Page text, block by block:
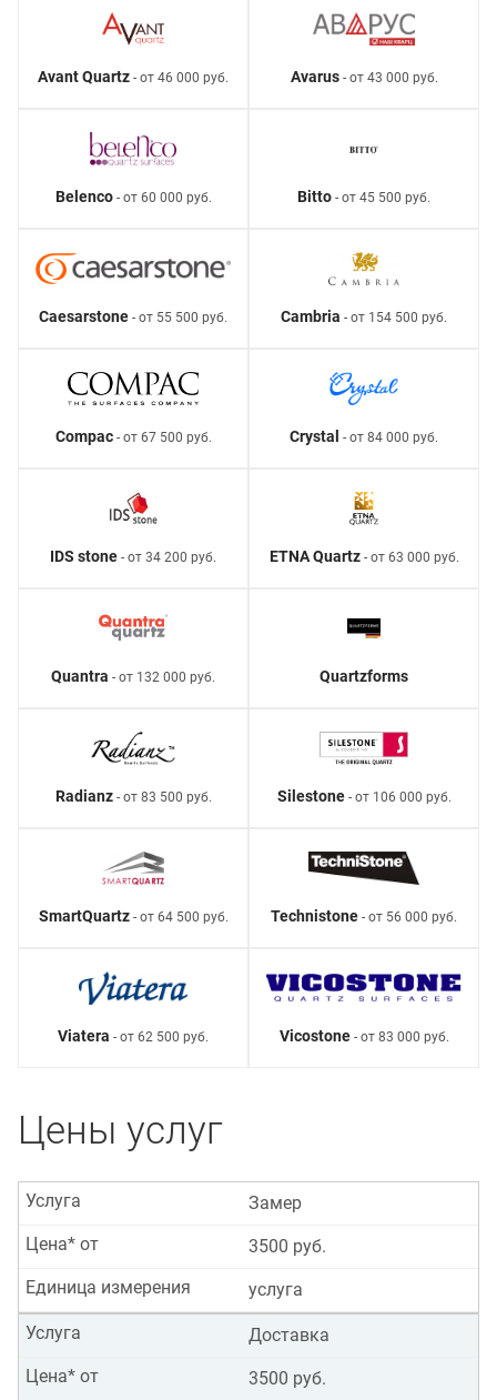
Avant Quartz - от 46 000 руб. Avarus- от 43 000 руб.
Belenco- от 60 000 руб. Bitto - от 45 500 руб.
Caesarstone - от 55 500 руб. Cambria - от 154 500 руб.
Compac- от 67 500 руб. Crystal - от 84 000 руб.
IDS stone - от 34 200 руб. ETNA Quartz- от 63 000 руб.
Quantra - от 132 000 руб. Quartzforms
Radianz- от 83 500 руб. Silestone- от 106 000 руб.
SmartQuartz- от 64 500 руб. Technistone - от 56 000 руб.
Viatera - от 62 500 руб. Vicostone- от 83 000 руб.
Цены услуг
Замер
Услуга
3500 руб.
Цена* от
услуга
Единица измерения
Доставка
Услуга
3500 руб.
Цена* от